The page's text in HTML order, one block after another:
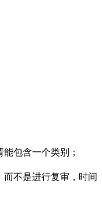
包含一个类别；
不是进行复审，时间